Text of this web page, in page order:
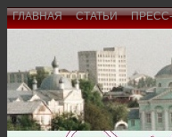
ГЛАВНАЯ СТАТЬИ